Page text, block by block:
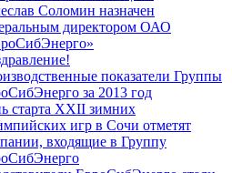
Соломин назначен
директором ОАО
показатели Группы
за 2013 год
старта XXII зимних
игр в Сочи отметят
входящие в Группу